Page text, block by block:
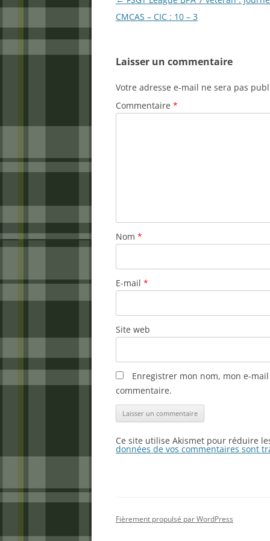
des
CMCAS – CIC : 10 – 3
Laisser un commentaire
Votre adresse e-mail ne sera pas
Commentaire *
Nom *
E-mail *
Site web
Enregistrer mon nom, mon e-
commentaire.
Ce site utilise Akismet pour réduire
données de vos commentaires sont
Fièrement propulsé par WordPress